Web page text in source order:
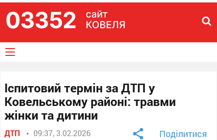
Іспитовий термін за ДТП у
Ковельському районі: травми
жінки та дитини
ДТП 09:37, 3.02.2026 Поділитися